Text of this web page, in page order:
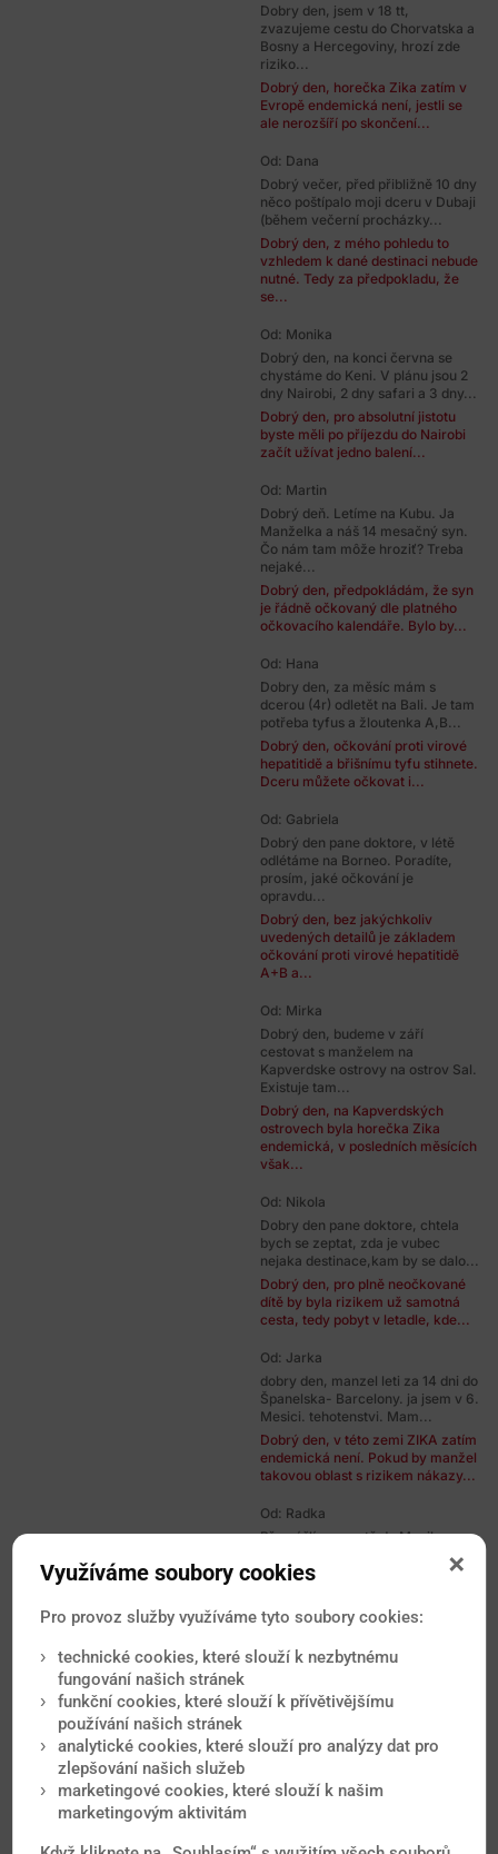
Dobry den, jsem v 18 tt,
zvazujeme cestu do Chorvatska a
Bosny a Hercegoviny, hrozí zde
riziko...
Dobrý den, horečka Zika zatím v
Evropě endemická není, jestli se
ale nerozšíří po skončení...
Od: Dana
Dobrý večer, před přibližně 10 dny
něco poštípalo moji dceru v Dubaji
(během večerní procházky...
Dobrý den, z mého pohledu to
vzhledem k dané destinaci nebude
nutné. Tedy za předpokladu, že
se...
Od: Monika
Dobrý den, na konci června se
chystáme do Keni. V plánu jsou 2
dny Nairobi, 2 dny safari a 3 dny...
Dobrý den, pro absolutní jistotu
byste měli po příjezdu do Nairobi
začít užívat jedno balení...
Od: Martin
Dobrý deň. Letíme na Kubu. Ja
Manželka a náš 14 mesačný syn.
Čo nám tam môže hroziť? Treba
nejaké...
Dobrý den, předpokládám, že syn
je řádně očkovaný dle platného
očkovacího kalendáře. Bylo by...
Od: Hana
Dobry den, za měsíc mám s
dcerou (4r) odletět na Bali. Je tam
potřeba tyfus a žloutenka A,B...
Dobrý den, očkování proti virové
hepatitidě a břišnímu tyfu stihnete.
Dceru můžete očkovat i...
Od: Gabriela
Dobrý den pane doktore, v létě
odlétáme na Borneo. Poradíte,
prosím, jaké očkování je
opravdu...
Dobrý den, bez jakýchkoliv
uvedených detailů je základem
očkování proti virové hepatitidě
A+B a...
Od: Mirka
Dobrý den, budeme v září
cestovat s manželem na
Kapverdske ostrovy na ostrov Sal.
Existuje tam...
Dobrý den, na Kapverdských
ostrovech byla horečka Zika
endemická, v posledních měsících
však...
Od: Nikola
Dobry den pane doktore, chtela
bych se zeptat, zda je vubec
nejaka destinace,kam by se dalo...
Dobrý den, pro plně neočkované
dítě by byla rizikem už samotná
cesta, tedy pobyt v letadle, kde...
Od: Jarka
dobry den, manzel leti za 14 dni do
Španelska- Barcelony. ja jsem v 6.
Mesici. tehotenstvi. Mam...
Dobrý den, v této zemi ZIKA zatím
endemická není. Pokud by manžel
takovou oblast s rizikem nákazy...
Od: Radka
Přemýšlím o cestě do Mexika s
nějaké speciální zdravotní
Dobrý den, záleží i od Vašeho
věku a přesných oblastí, které v
Mexiku navštívíte. Základem je
to...
Od: František
názor, případně radu nebo
Dobrý den, z horečky Zika není
Využíváme soubory cookies
Pro provoz služby využíváme tyto soubory cookies:
technické cookies, které slouží k nezbytnému
fungování našich stránek
funkční cookies, které slouží k přívětivějšímu
používání našich stránek
analytické cookies, které slouží pro analýzy dat pro
zlepšování našich služeb
marketingové cookies, které slouží k našim
marketingovým aktivitám